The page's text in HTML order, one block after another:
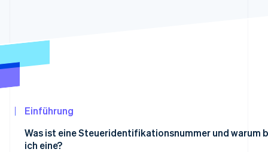
Identity
Einführung
Was ist eine Steueridentifikationsnummer und warum
ich eine?